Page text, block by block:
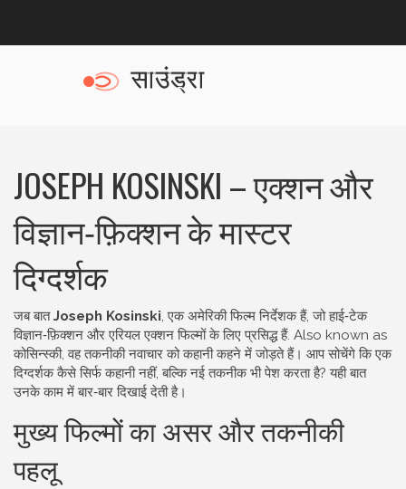
JOSEPH KOSINSKI – एक्शन और
विज्ञान‑फ़िक्शन के मास्टर
दिग्दर्शक
जब बातJoseph Kosinski,एक अमेरिकी फिल्म निर्देशक हैं, जो हाई‑टेक
विज्ञान‑फ़िक्शन और एरियल एक्शन फिल्मों के लिए प्रसिद्ध हैं. Also known as
कोसिन्स्की, वह तकनीकी नवाचार को कहानी कहने में जोड़ते हैं। आप सोचेंगे कि एक
दिग्दर्शक कैसे सिर्फ कहानी नहीं, बल्कि नई तकनीक भी पेश करता है? यही बात
उनके काम में बार‑बार दिखाई देती है।
मुख्य फिल्मों का असर और तकनीकी
पहलू